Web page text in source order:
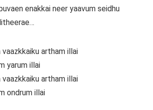
enakkai neer yaavum seidhu
vaazkkaiku artham illai
yarum illai
vaazkkaiku artham illai
ondrum illai